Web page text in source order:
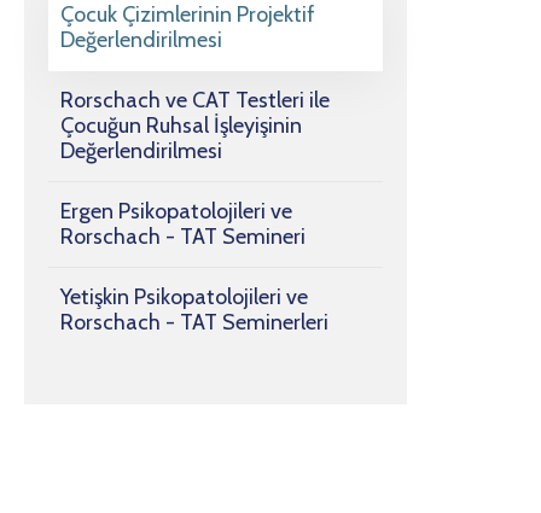
Çocuk Çizimlerinin Projektif
Değerlendirilmesi
Rorschach ve CAT Testleri ile
Çocuğun Ruhsal İşleyişinin
Değerlendirilmesi
Ergen Psikopatolojileri ve
Rorschach - TAT Semineri
Yetişkin Psikopatolojileri ve
Rorschach - TAT Seminerleri